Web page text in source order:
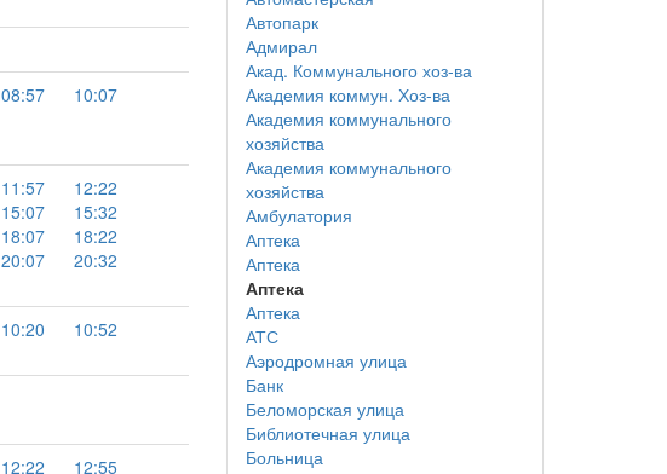
08:57
10:07
11:57
12:22
15:07
15:32
18:07
18:22
20:07
20:32
10:20
10:52
12:22
12:55
Автопарк
Адмирал
Акад. Коммунального хоз-ва
Академия коммун. Хоз-ва
Академия коммунального
хозяйства
Академия коммунального
хозяйства
Амбулатория
Аптека
Аптека
Аптека
Аптека
АТС
Аэродромная улица
Банк
Беломорская улица
Библиотечная улица
Больница